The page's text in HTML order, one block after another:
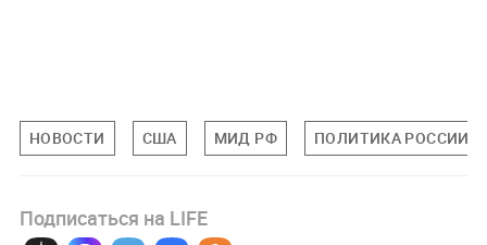
НОВОСТИ США МИД РФ ПОЛИТИКА РОССИИ
Подписаться на LIFE